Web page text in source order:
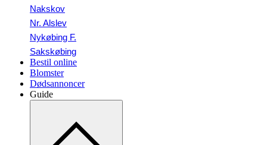
Nakskov
Nr. Alslev
Nykøbing F.
Sakskøbing
Bestil online
Blomster
Dødsannoncer
Guide